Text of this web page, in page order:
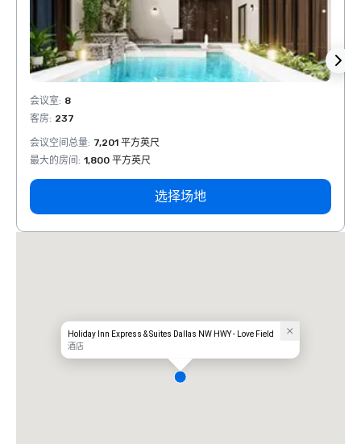
会议室: 8
客房: 237
会议空间总量: 7,201 平方英尺
最大的房间 : 1,800 平方英尺
选择场地
Holiday Inn Express & Suites Dallas NW HWY - Love Field
酒店